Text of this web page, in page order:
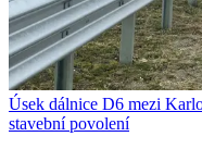
Úsek dálnice D6 mezi
stavební povolení